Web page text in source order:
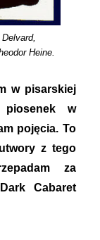
Heine.
w pisarskiej
piosenek w
pojęcia. To
z tego
za
Cabaret